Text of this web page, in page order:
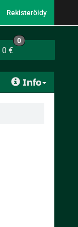
Rekisteröidy
0 €
0
Info